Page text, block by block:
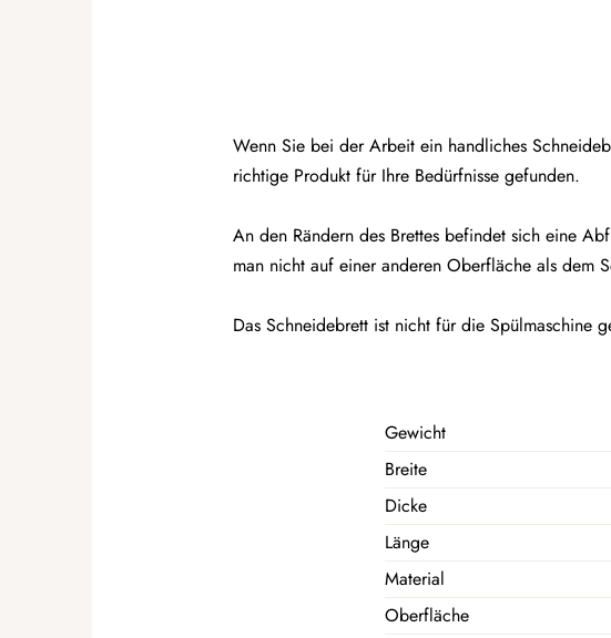
Wenn Sie bei der Arbeit ein handliches
richtige Produkt für Ihre Bedürfnisse gefunden.
An den Rändern des Brettes befindet sich eine
man nicht auf einer anderen Oberfläche als dem
Das Schneidebrett ist nicht für die Spülmaschine
Gewicht
Breite
Dicke
Länge
Material
Oberfläche